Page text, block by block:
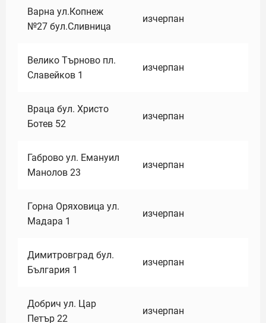
Варна ул.Копнеж
№27 бул.Сливница
изчерпан
Велико Търново пл.
Славейков 1
изчерпан
Враца бул. Христо
Ботев 52
изчерпан
Габрово ул. Емануил
Манолов 23
изчерпан
Горна Оряховица ул.
Мадара 1
изчерпан
Димитровград бул.
България 1
изчерпан
Добрич ул. Цар
Петър 22
изчерпан